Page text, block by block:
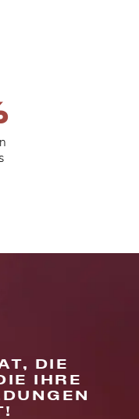
DIE
IHRE